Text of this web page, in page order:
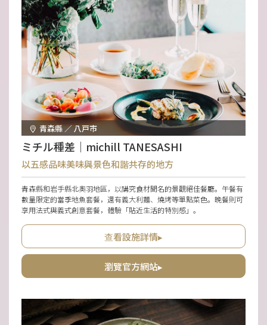
青森縣 ／ 八戸市
ミチル種差｜michill TANESASHI
以五感品味美味與景色和諧共存的地方
青森縣和岩手縣北奧羽地區，以講究食材聞名的景觀絕佳餐廳。午餐有
數量限定的當季地魚套餐，還有義大利麵、燒烤等單點菜色。晚餐則可
享用法式與義式創意套餐，體驗「貼近生活的特別感」。
查看設施詳情▸
瀏覽官方網站▸